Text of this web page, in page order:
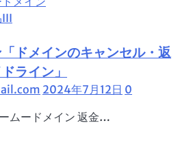
III
ドメインのキャンセル・返
ライン」
2024年7月12日 0
ムードメイン 返金…